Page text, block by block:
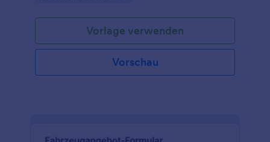
Vorlage verwenden
Vorschau